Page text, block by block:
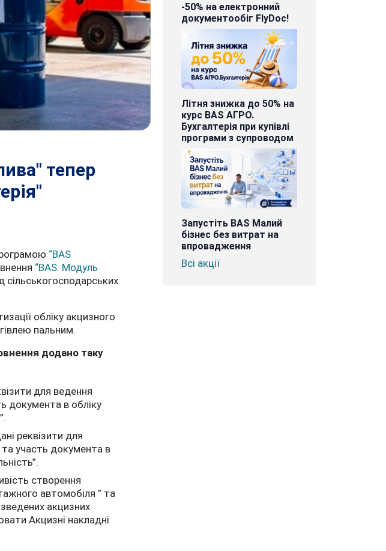
тепер
“BAS
“BAS. Модуль
сільськогосподарських
обліку акцизного
пальним.
додано таку
для ведення
документа в обліку
реквізити для
та участь документа в
створення
автомобіля ” та
акцизних
Акцизні накладні
-50% на електронний
документообіг FlyDoc!
Літня знижка до 50% на
курс BAS АГРО.
Бухгалтерія при купівлі
програми з супроводом
Запустіть BAS Малий
бізнес без витрат на
впровадження
Всі акції